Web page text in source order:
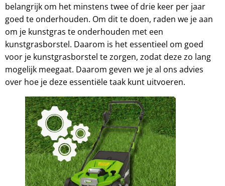
belangrijk om het minstens twee of drie keer per jaar
goed te onderhouden. Om dit te doen, raden we je aan
om je kunstgras te onderhouden met een
kunstgrasborstel. Daarom is het essentieel om goed
voor je kunstgrasborstel te zorgen, zodat deze zo lang
mogelijk meegaat. Daarom geven we je al ons advies
over hoe je deze essentiële taak kunt uitvoeren.